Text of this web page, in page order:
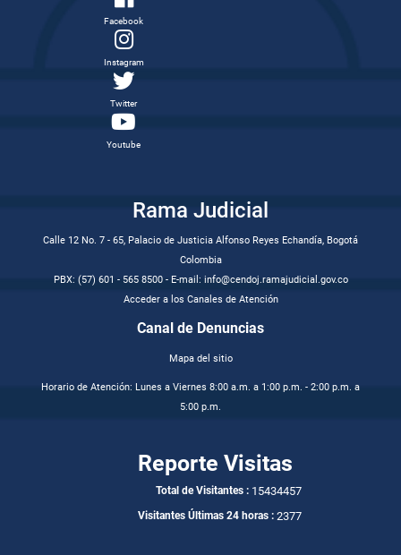
Facebook
Instagram
Twitter
Youtube
Rama Judicial
Calle 12 No. 7 - 65, Palacio de Justicia Alfonso Reyes Echandía, Bogotá
Colombia
PBX: (57) 601 - 565 8500 - E-mail: info@cendoj.ramajudicial.gov.co
Acceder a los Canales de Atención
Canal de Denuncias
Mapa del sitio
Horario de Atención: Lunes a Viernes 8:00 a.m. a 1:00 p.m. - 2:00 p.m. a
5:00 p.m.
Reporte Visitas
Total de Visitantes : 15434457
Visitantes Últimas 24 horas : 2377